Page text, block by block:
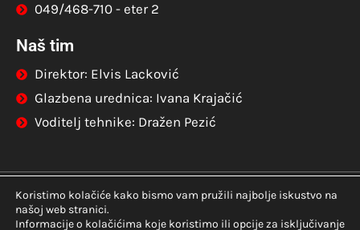
049/468-710 - eter 2
Naš tim
Direktor: Elvis Lacković
Glazbena urednica: Ivana Krajačić
Voditelj tehnike: Dražen Pezić
© Copyright – Radio Marija Bistrica |
privatnosti
Koristimo kolačiće kako bismo vam pružili najbolje iskustvo na
našoj web stranici.
Informacije o kolačićima koje koristimo ili opcije za isključivanje